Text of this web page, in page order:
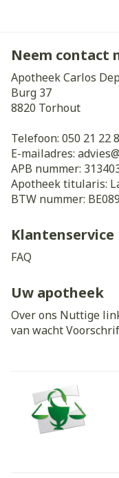
Neem contact
Apotheek Carlos
Burg 37
8820 Torhout
Telefoon: 050 21 22
E-mailadres: advies@
APB nummer:
Apotheek titularis:
BTW nummer:
Klantenservice
FAQ
Uw apotheek
Over ons Nuttige
van wacht